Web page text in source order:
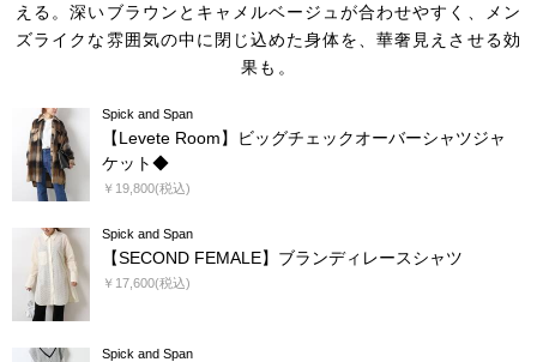
える。深いブラウンとキャメルベージュが合わせやすく、
メン
ズライクな雰囲気の中に閉じ込めた身体を、華奢見えさせる効
果も。
Spick and Span
【Levete Room】ビッグチェックオーバーシャツジャ
ケット◆
￥19,800(税込)
Spick and Span
【SECOND FEMALE】ブランディレースシャツ
￥17,600(税込)
Spick and Span